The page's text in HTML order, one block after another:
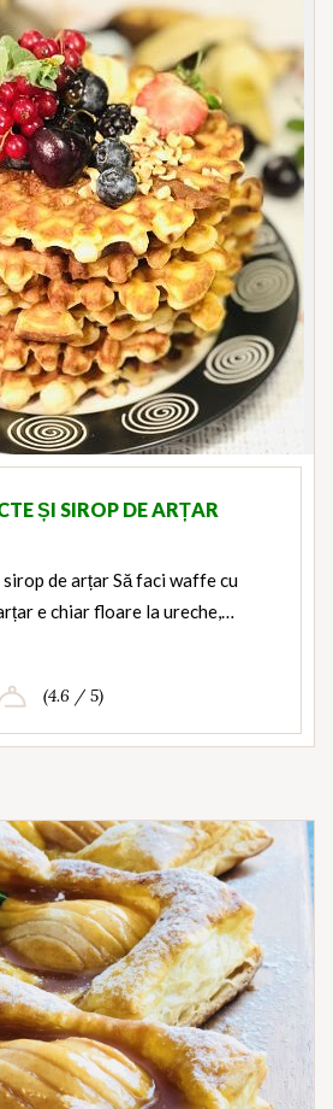
ȘI SIROP DE ARȚAR
de arțar Să faci waffe cu
e chiar floare la ureche,…
(4.6 / 5)